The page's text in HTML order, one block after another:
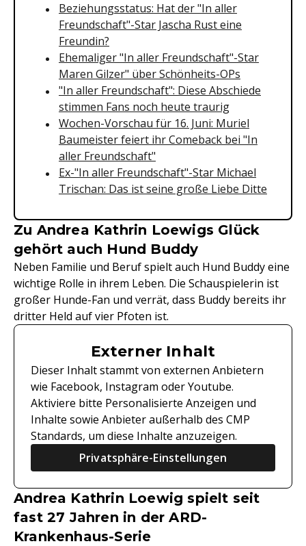
Beziehungsstatus: Hat der "In aller
Freundschaft"-Star Jascha Rust eine
Freundin?
Ehemaliger "In aller Freundschaft"-Star
Maren Gilzer" über Schönheits-OPs
"In aller Freundschaft": Diese Abschiede
stimmen Fans noch heute traurig
Wochen-Vorschau für 16. Juni: Muriel
Baumeister feiert ihr Comeback bei "In
aller Freundschaft"
Ex-"In aller Freundschaft"-Star Michael
Trischan: Das ist seine große Liebe Ditte
Zu Andrea Kathrin Loewigs Glück
gehört auch Hund Buddy
Neben Familie und Beruf spielt auch Hund Buddy eine
wichtige Rolle in ihrem Leben. Die Schauspielerin ist
großer Hunde-Fan und verrät, dass Buddy bereits ihr
dritter Held auf vier Pfoten ist.
Externer Inhalt
Dieser Inhalt stammt von externen Anbietern
wie Facebook, Instagram oder Youtube.
Aktiviere bitte Personalisierte Anzeigen und
Inhalte sowie Anbieter außerhalb des CMP
Standards, um diese Inhalte anzuzeigen.
Privatsphäre-Einstellungen
Andrea Kathrin Loewig spielt seit
fast 27 Jahren in der ARD-
Krankenhaus-Serie